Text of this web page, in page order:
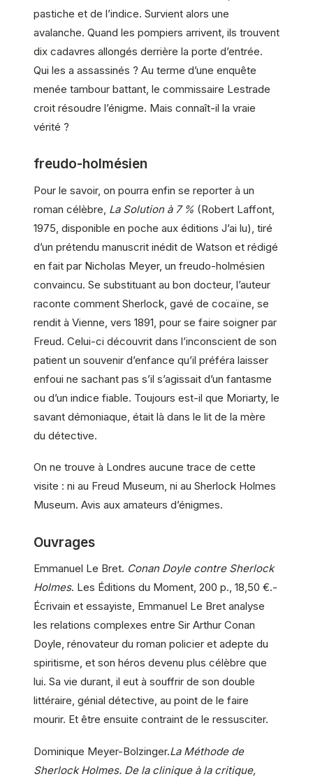
pastiche et de l’indice. Survient alors une
avalanche. Quand les pompiers arrivent, ils trouvent
dix cadavres allongés derrière la porte d’entrée.
Qui les a assassinés ? Au terme d’une enquête
menée tambour battant, le commissaire Lestrade
croit résoudre l’énigme. Mais connaît-il la vraie
vérité ?
freudo-holmésien
Pour le savoir, on pourra enfin se reporter à un
roman célèbre, La Solution à 7 % (Robert Laffont,
1975, disponible en poche aux éditions J’ai lu), tiré
d’un prétendu manuscrit inédit de Watson et rédigé
en fait par Nicholas Meyer, un freudo-holmésien
convaincu. Se substituant au bon docteur, l’auteur
raconte comment Sherlock, gavé de cocaïne, se
rendit à Vienne, vers 1891, pour se faire soigner par
Freud. Celui-ci découvrit dans l’inconscient de son
patient un souvenir d’enfance qu’il préféra laisser
enfoui ne sachant pas s’il s’agissait d’un fantasme
ou d’un indice fiable. Toujours est-il que Moriarty, le
savant démoniaque, était là dans le lit de la mère
du détective.
On ne trouve à Londres aucune trace de cette
visite : ni au Freud Museum, ni au Sherlock Holmes
Museum. Avis aux amateurs d’énigmes.
Ouvrages
Emmanuel Le Bret. Conan Doyle contre Sherlock
Holmes. Les Éditions du Moment, 200 p., 18,50 €.-
Écrivain et essayiste, Emmanuel Le Bret analyse
les relations complexes entre Sir Arthur Conan
Doyle, rénovateur du roman policier et adepte du
spiritisme, et son héros devenu plus célèbre que
lui. Sa vie durant, il eut à souffrir de son double
littéraire, génial détective, au point de le faire
mourir. Et être ensuite contraint de le ressusciter.
Dominique Meyer-Bolzinger.La Méthode de
Sherlock Holmes. De la clinique à la critique,